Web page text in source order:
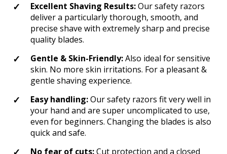
Excellent Shaving Results:Our safety razors
deliver a particularly thorough, smooth, and
precise shave with extremely sharp and precise
quality blades.
Gentle & Skin-Friendly:Also ideal for sensitive
skin. No more skin irritations. For a pleasant &
gentle shaving experience.
Easy handling:Our safety razors fit very well in
your hand and are super uncomplicated to use,
even for beginners. Changing the blades is also
quick and safe.
No fear of cuts:Cut protection and a closed